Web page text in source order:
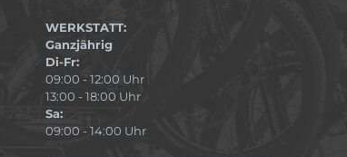
WERKSTATT:
Ganzjährig
Di-Fr:
09:00 - 12:00 Uhr
13:00 - 18:00 Uhr
Sa:
09:00 - 14:00 Uhr